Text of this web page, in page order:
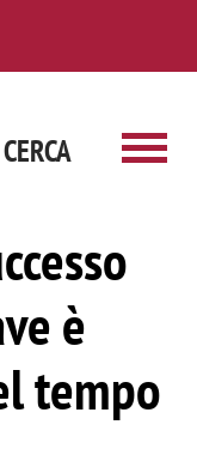
CERCA
è
tempo